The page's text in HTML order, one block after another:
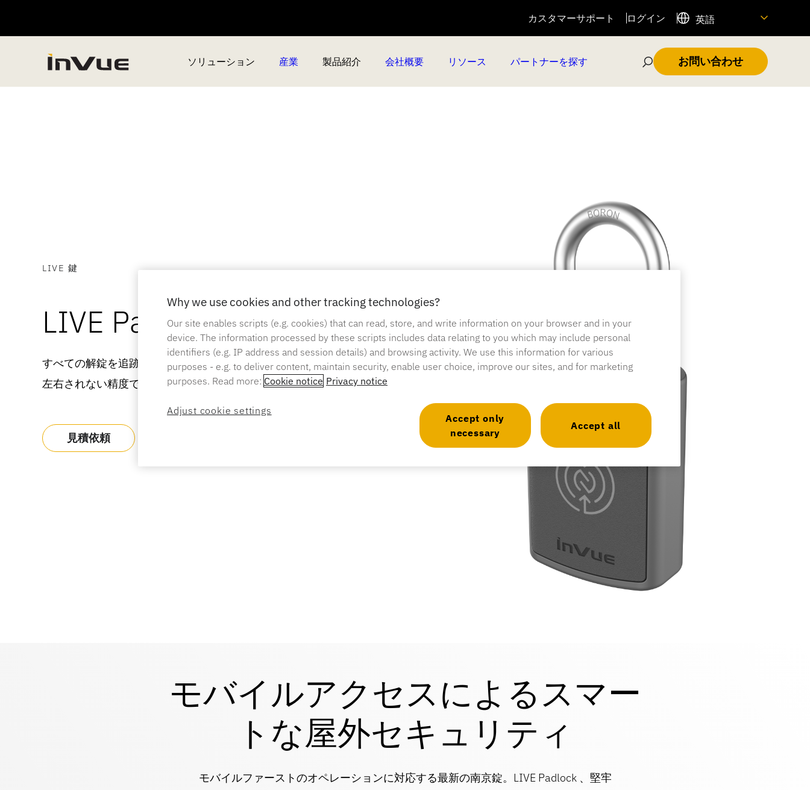
カスタマーサポート ログイン 英語
ソリューション 産業 製品紹介 会社概要 リソース パートナーを探す お問い合わせ
LIVE 鍵
LIVE Padlock
すべての解錠を追跡し、オンデマンドでモバイルアクセスを許可し、天候に
左右されない精度で外部資産をロックします。
見積依頼
モバイルアクセスによるスマー
トな屋外セキュリティ
モバイルファーストのオペレーションに対応する最新の南京錠。LIVE Padlock 、堅牢
Why we use cookies and other tracking technologies?
Our site enables scripts (e.g. cookies) that can read, store, and write information on your browser and in your
device. The information processed by these scripts includes data relating to you which may include personal
identifiers (e.g. IP address and session details) and browsing activity. We use this information for various
purposes - e.g. to deliver content, maintain security, enable user choice, improve our sites, and for marketing
purposes. Read more: Cookie notice Privacy notice
Adjust cookie settings
Accept only
necessary
Accept all